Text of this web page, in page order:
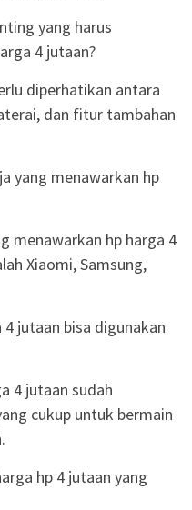
yang harus
4 jutaan?
diperhatikan antara
dan fitur tambahan
yang menawarkan hp
menawarkan hp harga 4
Xiaomi, Samsung,
jutaan bisa digunakan
4 jutaan sudah
cukup untuk bermain
hp 4 jutaan yang